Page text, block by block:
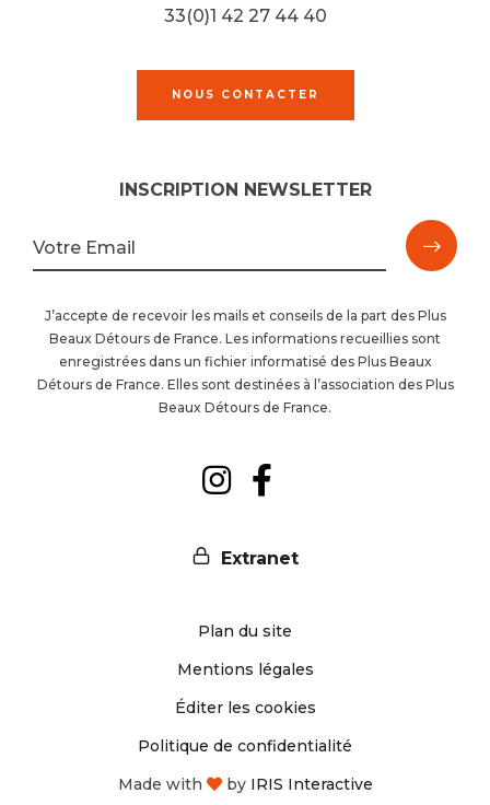
33(0)1 42 27 44 40
NOUS CONTACTER
INSCRIPTION NEWSLETTER
Votre Email
la
J’accepte de recevoir les mails et conseils de la part des Plus
Beaux Détours de France. Les informations recueillies sont
enregistrées dans un fichier informatisé des Plus Beaux
Détours de France. Elles sont destinées à l’association des Plus
Beaux Détours de France.
Suivez-
Instagram
Suivez-
Facebook
Extranet
Plan du site
Mentions légales
Éditer les cookies
Politique de confidentialité
Made with
by IRIS Interactive